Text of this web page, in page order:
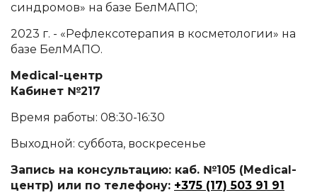
синдромов» на базе БелМАПО;
2023 г. - «Рефлексотерапия в косметологии» на
базе БелМАПО.
Medical-центр
Кабинет №217
Время работы: 08:30-16:30
Выходной: суббота, воскресенье
Запись на консультацию: каб. №105 (Medical-
центр) или по телефону: +375 (17) 503 91 91